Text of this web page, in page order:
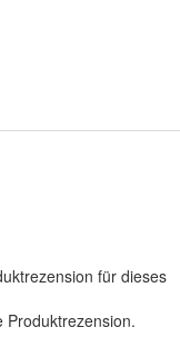
für dieses
Produktrezension.